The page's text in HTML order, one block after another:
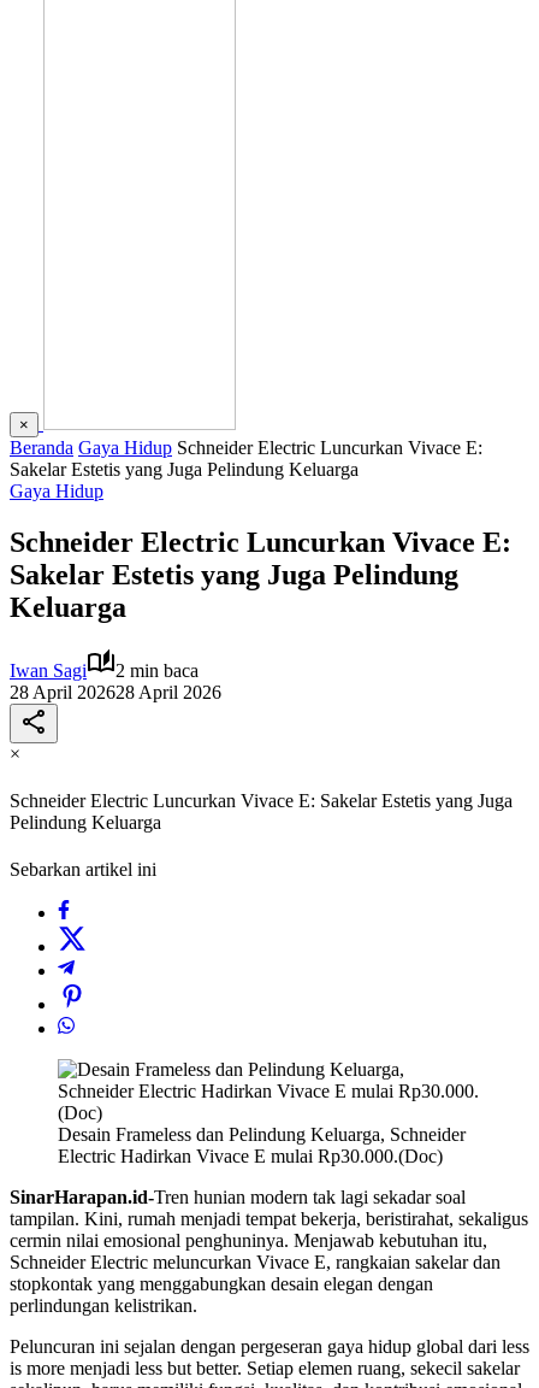
×
Beranda Gaya Hidup Schneider Electric Luncurkan Vivace E:
Sakelar Estetis yang Juga Pelindung Keluarga
Gaya Hidup
Schneider Electric Luncurkan Vivace E:
Sakelar Estetis yang Juga Pelindung
Keluarga
Iwan Sagi
2 min baca
28 April 202628 April 2026
×
Schneider Electric Luncurkan Vivace E: Sakelar Estetis yang Juga
Pelindung Keluarga
Sebarkan artikel ini
Desain Frameless dan Pelindung Keluarga, Schneider
Electric Hadirkan Vivace E mulai Rp30.000.(Doc)
SinarHarapan.id-Tren hunian modern tak lagi sekadar soal
tampilan. Kini, rumah menjadi tempat bekerja, beristirahat, sekaligus
cermin nilai emosional penghuninya. Menjawab kebutuhan itu,
Schneider Electric meluncurkan Vivace E, rangkaian sakelar dan
stopkontak yang menggabungkan desain elegan dengan
perlindungan kelistrikan.
Peluncuran ini sejalan dengan pergeseran gaya hidup global dari less
is more menjadi less but better. Setiap elemen ruang, sekecil sakelar